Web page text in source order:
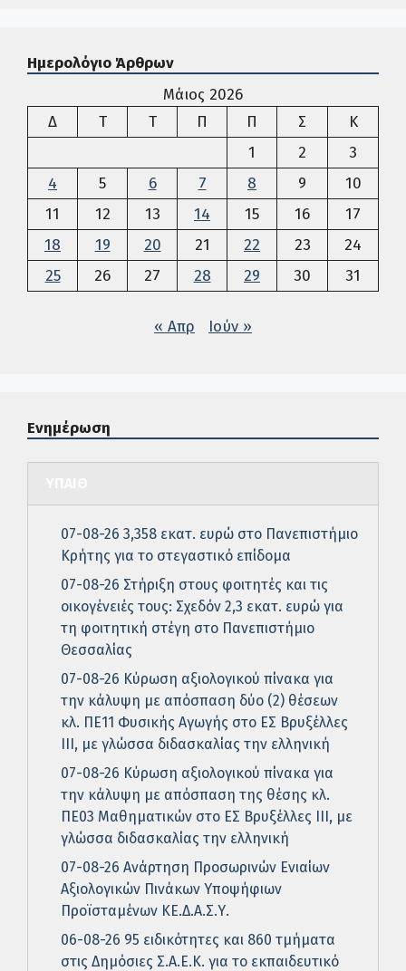
Ημερολόγιο Άρθρων
Μάιος 2026
ΔΔευτέρα
ΤΤρίτη ΤΤετάρτη
Π Πέμπτη
Π Παρασκευή
Σ Σάββατο
Κ
1
2
3
4
5 6 7 8 9
10
11
12 13 14 15 16
17
18
19 20 21 22 23
24
25
26 27 28 29 30 31
« Απρ Ιούν »
Ενημέρωση
07-08-26 3,358 εκατ. ευρώ στο Πανεπιστήμιο
Κρήτης για το στεγαστικό επίδομα
07-08-26 Στήριξη στους φοιτητές και τις
οικογένειές τους: Σχεδόν 2,3 εκατ. ευρώ για
τη φοιτητική στέγη στο Πανεπιστήμιο
Θεσσαλίας
07-08-26 Κύρωση αξιολογικού πίνακα για
την κάλυψη με απόσπαση δύο (2) θέσεων
κλ. ΠΕ11 Φυσικής Αγωγής στο ΕΣ Βρυξέλλες
ΙΙΙ, με γλώσσα διδασκαλίας την ελληνική
07-08-26 Κύρωση αξιολογικού πίνακα για
την κάλυψη με απόσπαση της θέσης κλ.
ΠΕ03 Μαθηματικών στο ΕΣ Βρυξέλλες ΙΙΙ, με
γλώσσα διδασκαλίας την ελληνική
07-08-26 Ανάρτηση Προσωρινών Ενιαίων
Αξιολογικών Πινάκων Υποψήφιων
Προϊσταμένων ΚΕ.Δ.Α.Σ.Υ.
06-08-26 95 ειδικότητες και 860 τμήματα
στις Δημόσιες Σ.Α.Ε.Κ. για το εκπαιδευτικό